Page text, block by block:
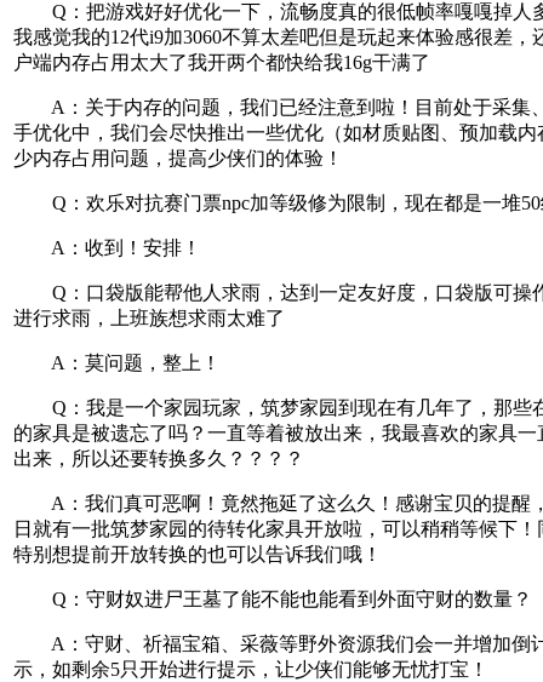
Q：把游戏好好优化一下，流畅度真的很低帧率嘎嘎掉人
我感觉我的12代i9加3060不算太差吧但是玩起来体验感很差，
户端内存占用太大了我开两个都快给我16g干满了
A：关于内存的问题，我们已经注意到啦！目前处于采集
手优化中，我们会尽快推出一些优化（如材质贴图、预加载内
少内存占用问题，提高少侠们的体验！
Q：欢乐对抗赛门票npc加等级修为限制，现在都是一堆50
A：收到！安排！
Q：口袋版能帮他人求雨，达到一定友好度，口袋版可操
进行求雨，上班族想求雨太难了
A：莫问题，整上！
Q：我是一个家园玩家，筑梦家园到现在有几年了，那些
的家具是被遗忘了吗？一直等着被放出来，我最喜欢的家具一
出来，所以还要转换多久？？？？
A：我们真可恶啊！竟然拖延了这么久！感谢宝贝的提醒
日就有一批筑梦家园的待转化家具开放啦，可以稍稍等候下
特别想提前开放转换的也可以告诉我们哦！
Q：守财奴进尸王墓了能不能也能看到外面守财的数量？
A：守财、祈福宝箱、采薇等野外资源我们会一并增加倒
示，如剩余5只开始进行提示，让少侠们能够无忧打宝！